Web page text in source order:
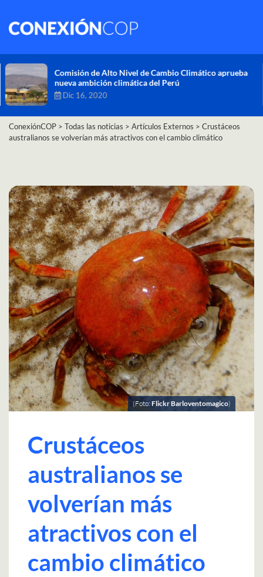
Comisión de Alto Nivel de Cambio Climático aprueba
nueva ambición climática del Perú
Dic 16, 2020
ConexiónCOP > Todas las noticias > Artículos Externos > Crustáceos
australianos se volverían más atractivos con el cambio climático
(Foto: Flickr Barloventomagico)
Crustáceos
australianos se
volverían más
atractivos con el
cambio climático